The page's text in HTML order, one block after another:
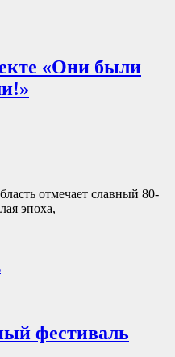
«Они были
отмечает славный 80-
эпоха,
фестиваль